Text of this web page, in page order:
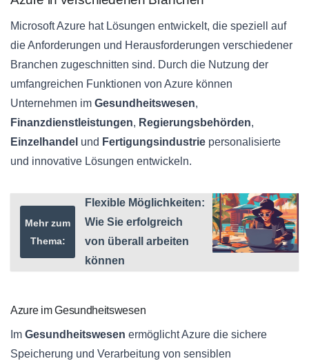
Microsoft Azure hat Lösungen entwickelt, die speziell auf
die Anforderungen und Herausforderungen verschiedener
Branchen zugeschnitten sind. Durch die Nutzung der
umfangreichen Funktionen von Azure können
Unternehmen im Gesundheitswesen,
Finanzdienstleistungen, Regierungsbehörden,
Einzelhandel und Fertigungsindustrie personalisierte
und innovative Lösungen entwickeln.
Mehr zum
Thema:
Flexible Möglichkeiten:
Wie Sie erfolgreich
von überall arbeiten
können
Azure im Gesundheitswesen
Im Gesundheitswesen ermöglicht Azure die sichere
Speicherung und Verarbeitung von sensiblen